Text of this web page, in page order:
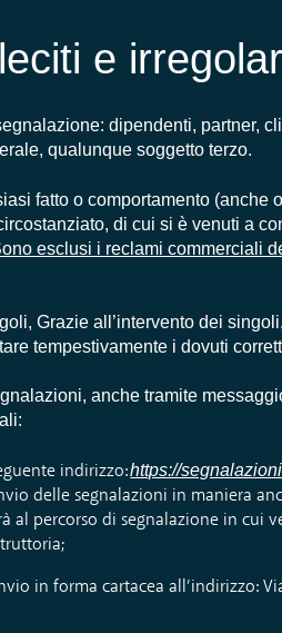
e
dipendenti, partner,
qualunque soggetto terzo.
fatto o comportamento (anche
di cui si è venuti a
esclusi i reclami commerciali
Grazie all’intervento dei
tempestivamente i dovuti
anche tramite
indirizzo:https://
delle segnalazioni in maniera
al percorso di segnalazione in cui
in forma cartacea all’indirizzo: